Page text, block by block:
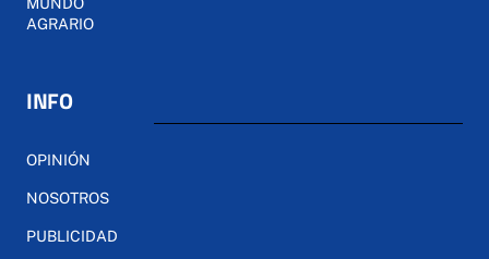
AGRARIO
INFO
OPINIÓN
NOSOTROS
PUBLICIDAD